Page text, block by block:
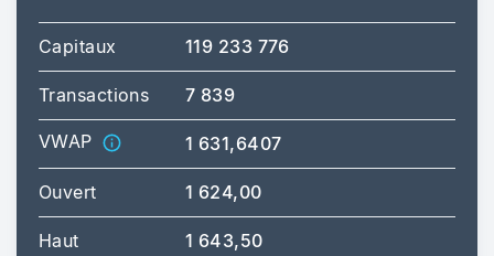
Capitaux 119 233 776
Transactions 7 839
VWAP 1 631,6407
Ouvert 1 624,00
Haut 1 643,50